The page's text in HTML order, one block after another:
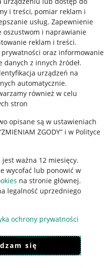
i treści, pomiar reklam i
usług. Zapewnienie
oszustwom i naprawianie
reklam i treści.
oraz informowanie
danych z innych źródeł.
urządzeń na
automatycznie.
również w celu
stron
opisane są w ustawieniach
ZGODY” i w Polityce
ważna 12 miesięcy.
wycofać lub ponowić w
na stronie głównej.
legalność uprzedniego
ochrony prywatności
się
Cyfrowych